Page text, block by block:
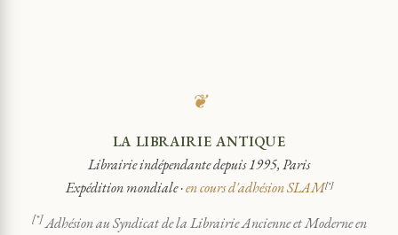
❦
LA LIBRAIRIE ANTIQUE
Librairie indépendante depuis 1995, Paris
Expédition mondiale ·en cours d'adhésion SLAM[*]
[*]Adhésion au Syndicat de la Librairie Ancienne et Moderne en